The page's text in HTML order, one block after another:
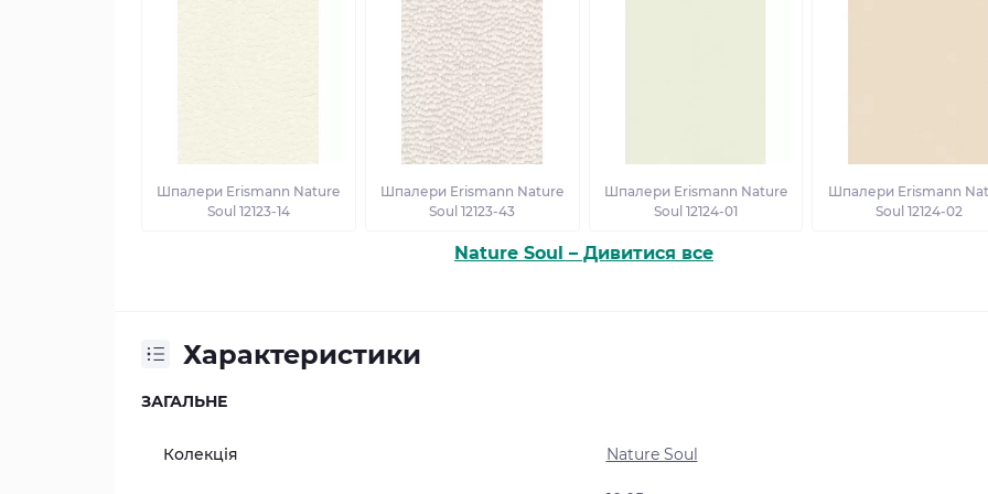
Шпалери Erismann Nature
Soul 12123-14
Шпалери Erismann Nature
Soul 12123-43
Шпалери Erismann Nature
Soul 12124-01
Шпалери Erismann
Soul 12124-02
Nature Soul – Дивитися все
Характеристики
ЗАГАЛЬНЕ
Колекція Nature Soul